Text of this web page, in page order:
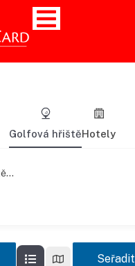
Golfová hřištěHotely
Seřadit